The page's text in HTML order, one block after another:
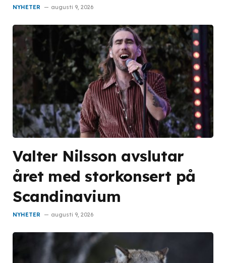
NYHETER augusti 9, 2026
Valter Nilsson avslutar
året med storkonsert på
Scandinavium
NYHETER augusti 9, 2026